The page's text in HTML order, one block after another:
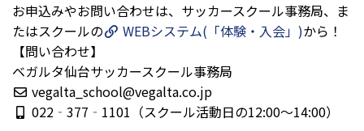
お申込みやお問い合わせは、サッカースクール事務局、ま
たはスクールの
WEBシステム(「体験・入会」)から！
【問い合わせ】
ベガルタ仙台サッカースクール事務局
vegalta_school@vegalta.co.jp
022‐377‐1101（スクール活動日の12:00～14:00）